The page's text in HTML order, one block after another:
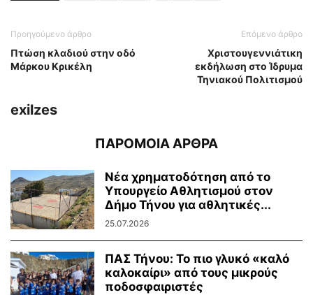
Προηγούμενο άρθρο
Πτώση κλαδιού στην οδό
Μάρκου Κρικέλη
Επόμενο άρθρο
Χριστουγεννιάτικη
εκδήλωση στο Ίδρυμα
Τηνιακού Πολιτισμού
exilzes
ΠΑΡΟΜΟΙΑ ΑΡΘΡΑ
Νέα χρηματοδότηση από το
Υπουργείο Αθλητισμού στον
Δήμο Τήνου για αθλητικές...
25.07.2026
ΠΑΣ Τήνου: Το πιο γλυκό «καλό
καλοκαίρι» από τους μικρούς
ποδοσφαιριστές